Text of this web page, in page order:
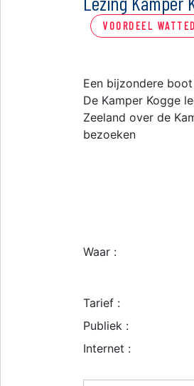
VOORDEEL
Een bijzondere
De Kamper Kogge
Zeeland over de
bezoeken
Waar :
Tarief :
Publiek :
Internet :